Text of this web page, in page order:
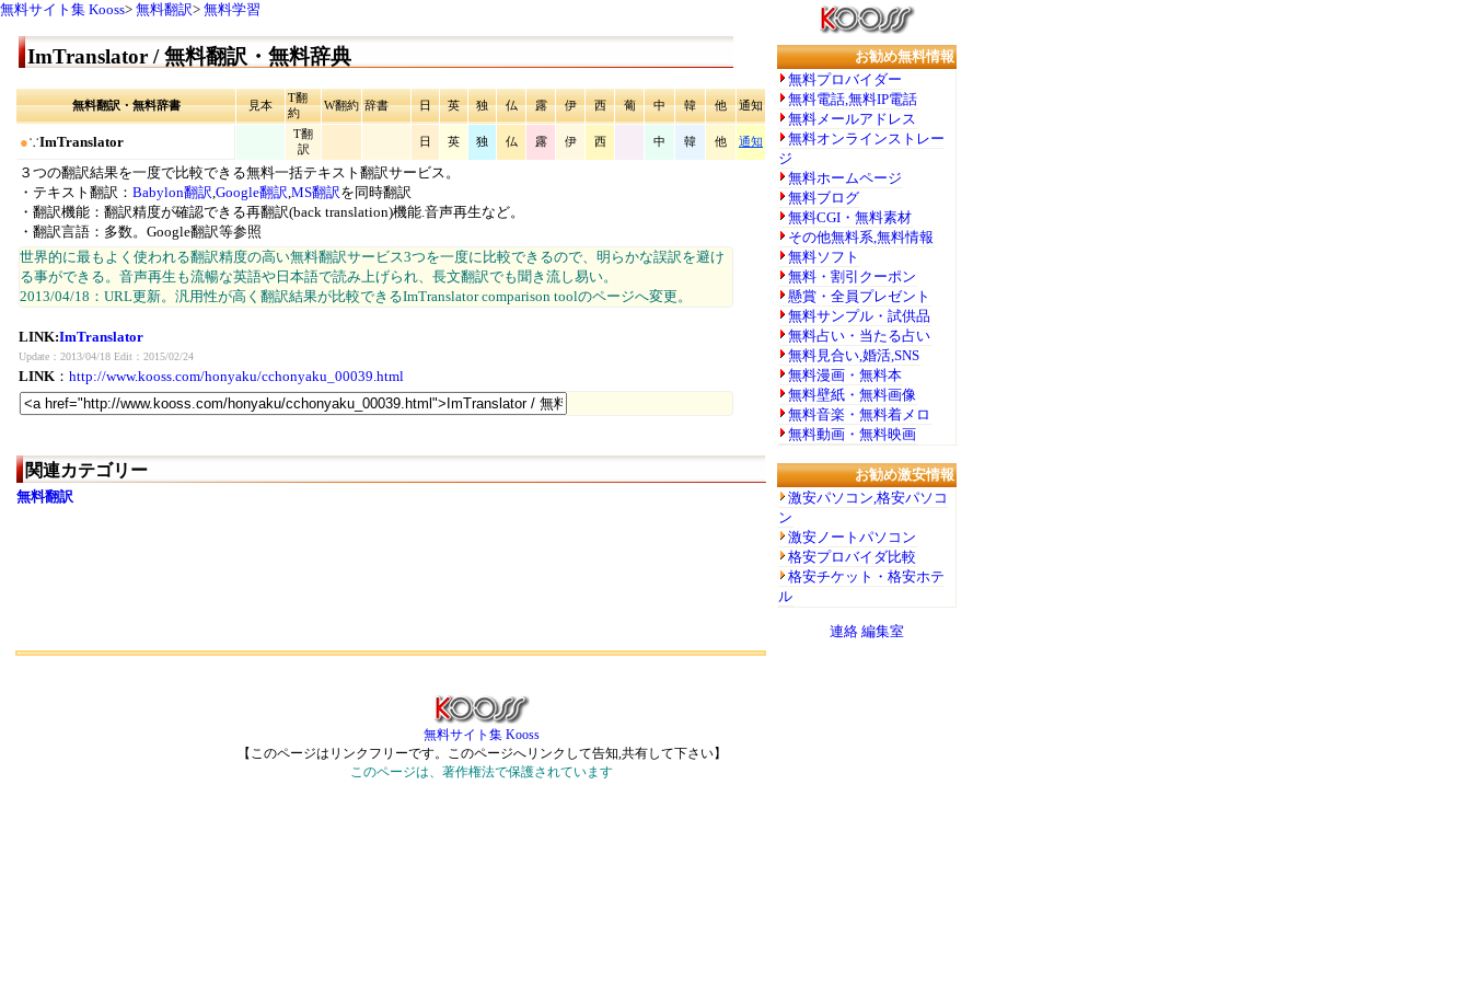
無料サイト集 Kooss> 無料翻訳> 無料学習
ImTranslator / 無料翻訳・無料辞典
無料翻訳・無料辞書 見本
T翻
約
W翻約 辞書 日 英 独 仏 露 伊 西 葡 中 韓 他 通知
●∵ImTranslator
T翻
訳
日 英 独 仏 露 伊 西 中 韓 他 通知
３つの翻訳結果を一度で比較できる無料一括テキスト翻訳サービス。
・テキスト翻訳： Babylon翻訳,Google翻訳,MS翻訳を同時翻訳
・翻訳機能：翻訳精度が確認できる再翻訳(back translation)機能.音声再生など。
・翻訳言語：多数。Google翻訳等参照
世界的に最もよく使われる翻訳精度の高い無料翻訳サービス3つを一度に比較できるので、明らかな誤訳を避け
る事ができる。音声再生も流暢な英語や日本語で読み上げられ、長文翻訳でも聞き流し易い。
2013/04/18：URL更新。汎用性が高く翻訳結果が比較できるImTranslator comparison toolのページへ変更。
LINK:ImTranslator
Update：2013/04/18 Edit：2015/02/24
LINK ： http://www.kooss.com/honyaku/cchonyaku_00039.html
関連カテゴリー
無料翻訳
お勧め無料情報
無料プロバイダー
無料電話,無料IP電話
無料メールアドレス
無料オンラインストレー
ジ
無料ホームページ
無料ブログ
無料CGI・無料素材
その他無料系,無料情報
無料ソフト
無料・割引クーポン
懸賞・全員プレゼント
無料サンプル・試供品
無料占い・当たる占い
無料見合い,婚活,SNS
無料漫画・無料本
無料壁紙・無料画像
無料音楽・無料着メロ
無料動画・無料映画
お勧め激安情報
激安パソコン,格安パソコ
ン
激安ノートパソコン
格安プロバイダ比較
格安チケット・格安ホテ
ル
連絡 編集室
無料サイト集 Kooss
【このページはリンクフリーです。このページへリンクして告知,共有して下さい】
このページは、著作権法で保護されています